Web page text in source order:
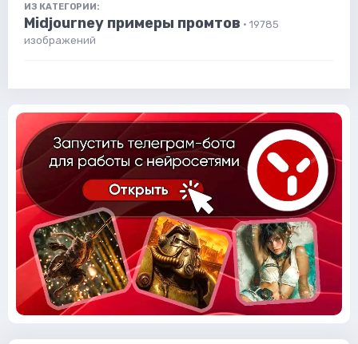
ИЗ КАТЕГОРИИ:
Midjourney примеры промтов · 19785
изображений